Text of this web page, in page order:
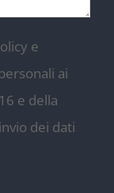
e
ai
e della
dei dati